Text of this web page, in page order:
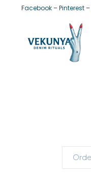
Facebook–Pinterest–